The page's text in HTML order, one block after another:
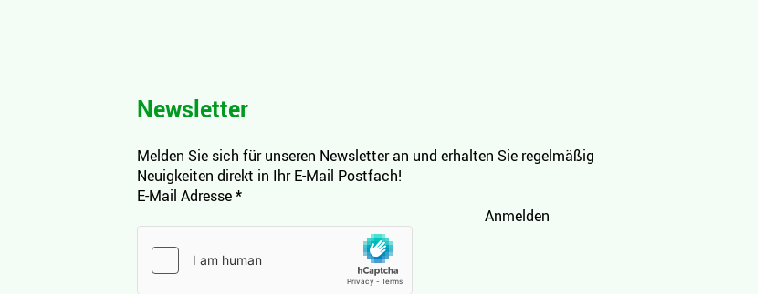
Newsletter
Melden Sie sich für unseren Newsletter an und erhalten Sie regelmäßig
Neuigkeiten direkt in Ihr E-Mail Postfach!
E-Mail Adresse*
Anmelden